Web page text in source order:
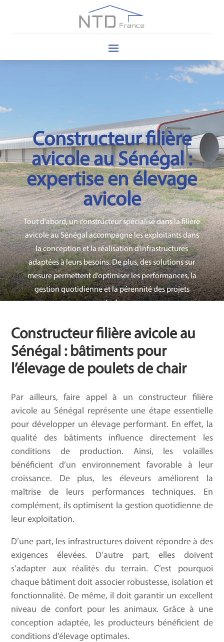
Constructeur filière
avicole au Sénégal :
expertise en élevage
avicole
Tout d’abord, un constructeur spécialisé dans la filière
avicole au Sénégal accompagne les exploitants dans
la conception et la réalisation d’infrastructures
adaptées à leurs besoins. De plus, des solutions sur
mesure permettent d’optimiser les performances, la
gestion quotidienne etlapérennité des projets
avicoles.
Constructeur filière avicole au
Sénégal : bâtiments pour
l’élevage de poulets de chair
Par ailleurs, faire appel à un constructeur filière
avicole au Sénégal représente une étape essentielle
pour développer un élevage performant. En effet, la
qualité des bâtiments influence directement les
conditions de production. Ainsi, les volailles
bénéficient d’un environnement favorable à leur
croissance. De plus, les éleveurs améliorent la
maîtrise de leurs performances techniques. En
complément, ils optimisent la gestion quotidienne de
leur exploitation.
D’une part, les infrastructures doivent répondre à des
exigences élevées. D’autre part, elles doivent
s’adapter aux réalités du terrain. C’est pourquoi
chaque bâtiment doit associer robustesse, isolation et
fonctionnalité. De même, il doit garantir un excellent
niveau de confort pour les animaux. Grâce à une
conception adaptée, les producteurs bénéficient de
conditions d’élevage optimales.